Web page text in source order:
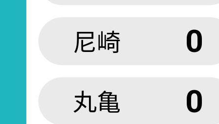
尼崎 0
丸亀 0